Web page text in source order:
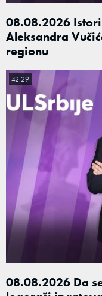
08.08.2026
Aleksandra
regionu
08.08.2026 Da
42:29